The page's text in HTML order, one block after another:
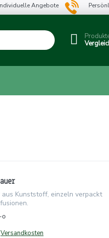
Angebote
Kunststoff, einzeln verpackt
Versandkosten